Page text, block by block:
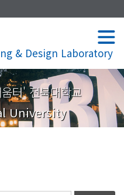
& Design Laboratory
터' 전북대학교
University